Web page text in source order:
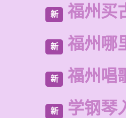
新 福州买
新 福州哪
新 福州唱
新 学钢琴